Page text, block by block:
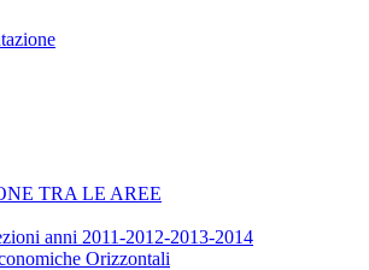
TRA LE AREE
anni 2011-2012-2013-2014
Orizzontali